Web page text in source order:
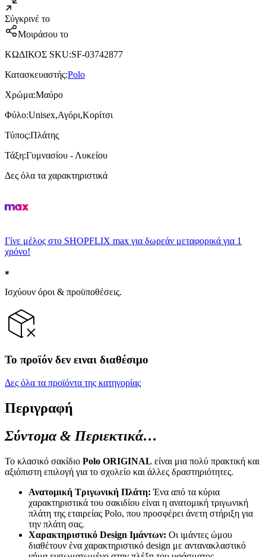
Σύγκρινέ το
Μοιράσου το
ΚΩΔΙΚΟΣ SKU:SF-03742877
Κατασκευαστής:Polo
Χρώμα:Μαύρο
Φύλο:Unisex,Αγόρι,Κορίτσι
Τύπος:Πλάτης
Τάξη:Γυμνασίου - Λυκείου
Δες όλα τα χαρακτηριστικά
Γίνε μέλος στο SHOPFLIX max για δωρεάν μεταφορικά για 1
χρόνο!
Ισχύουν όροι & προϋποθέσεις.
Το προϊόν δεν ειναι διαθέσιμο
Δες όλα τα προϊόντα της κατηγορίας
Περιγραφή
Σύντομα & Περιεκτικά…
Το κλασικό σακίδιο Polo ORIGINAL είναι μια πολύ πρακτική και
αξιόπιστη επιλογή για το σχολείο και άλλες δραστηριότητες.
Ανατομική Τριγωνική Πλάτη: Ένα από τα κύρια
χαρακτηριστικά του σακιδίου είναι η ανατομική τριγωνική
πλάτη της εταιρείας Polo, που προσφέρει άνετη στήριξη για
την πλάτη σας.
Χαρακτηριστικό Design Ιμάντων: Οι ιμάντες ώμου
διαθέτουν ένα χαρακτηριστικό design με αντανακλαστικό